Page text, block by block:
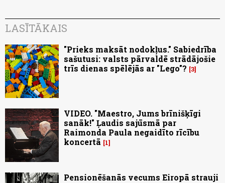
LASĪTĀKAIS
"Prieks maksāt nodokļus." Sabiedrība
sašutusi: valsts pārvaldē strādājošie
trīs dienas spēlējās ar "Lego"? 3
VIDEO. "Maestro, Jums brīnišķīgi
sanāk!" Ļaudis sajūsmā par
Raimonda Paula negaidīto rīcību
koncertā
1
Pensionēšanās vecums Eiropā strauji